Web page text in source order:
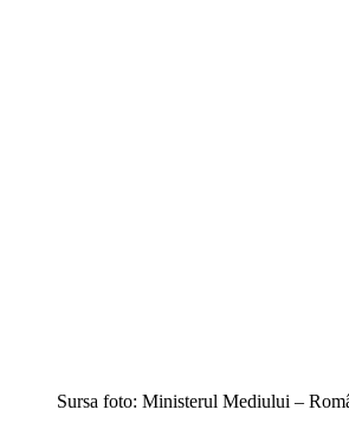
Sursa foto: Ministerul Mediului –